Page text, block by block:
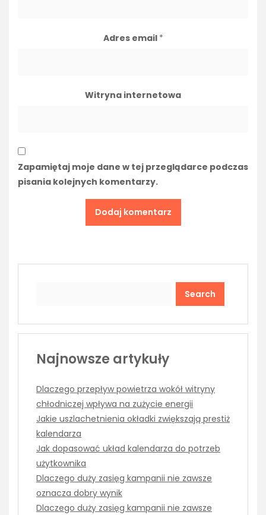
Adres email *
Witryna internetowa
Zapamiętaj moje dane w tej przeglądarce podczas
pisania kolejnych komentarzy.
Najnowsze artykuły
Dlaczego przepływ powietrza wokół witryny
chłodniczej wpływa na zużycie energii
Jakie uszlachetnienia okładki zwiększają prestiż
kalendarza
Jak dopasować układ kalendarza do potrzeb
użytkownika
Dlaczego duży zasięg kampanii nie zawsze
oznacza dobry wynik
Dlaczego duży zasięg kampanii nie zawsze